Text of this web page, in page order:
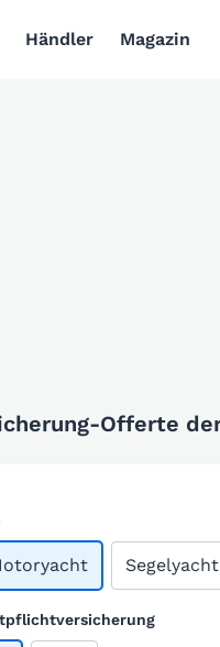
Händler Magazin
Offerte
Segelyacht